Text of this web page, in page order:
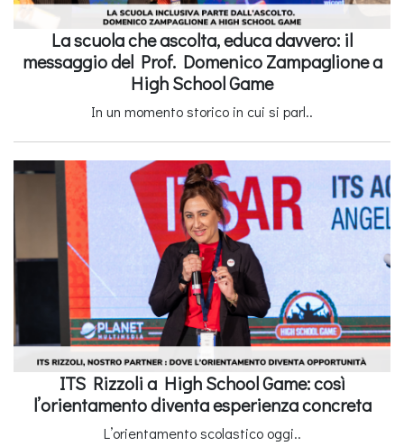
La scuola che ascolta, educa davvero: il
messaggio del Prof. Domenico Zampaglione a
High School Game
In un momento storico in cui si parl..
ITS Rizzoli a High School Game: così
l’orientamento diventa esperienza concreta
L’orientamento scolastico oggi..